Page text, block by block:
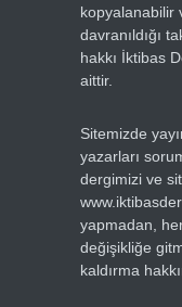
kopyalanabilir
davranıldığı
hakkı İktibas
aittir.
Sitemizde
yazarları
dergimizi ve
yapmadan,
değişikliğe
kaldırma